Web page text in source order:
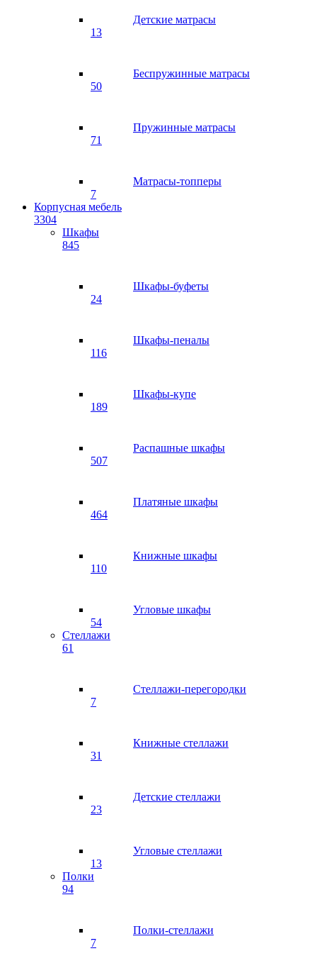
Детские матрасы
13
Беспружинные матрасы
50
Пружинные матрасы
71
Матрасы-топперы
7
Корпусная мебель
3304
Шкафы
845
Шкафы-буфеты
24
Шкафы-пеналы
116
Шкафы-купе
189
Распашные шкафы
507
Платяные шкафы
464
Книжные шкафы
110
Угловые шкафы
54
Стеллажи
61
Стеллажи-перегородки
7
Книжные стеллажи
31
Детские стеллажи
23
Угловые стеллажи
13
Полки
94
Полки-стеллажи
7